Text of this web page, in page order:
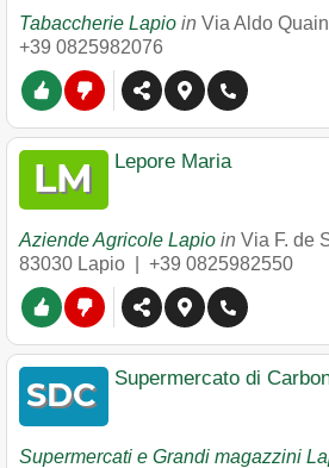
Tabaccherie Lapio in Via Aldo
+39 0825982076
Lepore Maria
Aziende Agricole Lapio in Via F. de
83030 Lapio +39 0825982550
Supermercato di
Supermercati e Grandi magazzini